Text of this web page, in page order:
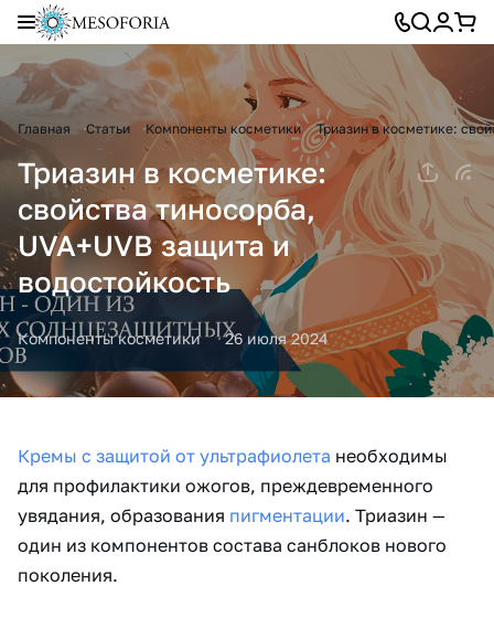
Главная Статьи Компоненты косметики Триазин в косметике:
Триазин в косметике:
свойства тиносорба,
UVA+UVB защита и
водостойкость
Компоненты косметики 26 июля 2024
Кремы с защитой от ультрафиолета необходимы
для профилактики ожогов, преждевременного
увядания, образования пигментации. Триазин —
один из компонентов состава санблоков нового
поколения.